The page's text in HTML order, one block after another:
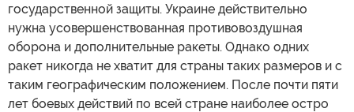
государственной защиты. Украине действительно
нужна усовершенствованная противовоздушная
оборона и дополнительные ракеты. Однако одних
ракет никогда не хватит для страны таких размеров и с
таким географическим положением. После почти пяти
лет боевых действий по всей стране наиболее остро